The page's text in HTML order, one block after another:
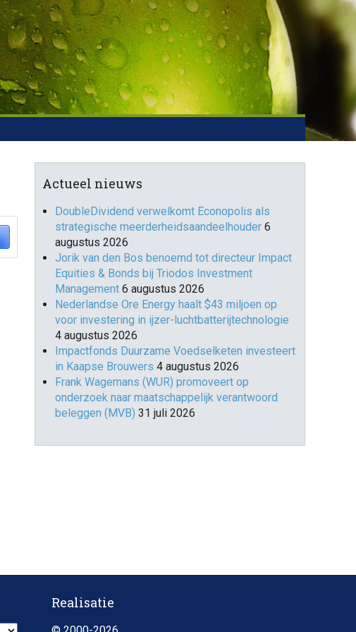
Actueel nieuws
DoubleDividend verwelkomt Econopolis als
strategische meerderheidsaandeelhouder 6
augustus 2026
Jorik van den Bos benoemd tot directeur Impact
Equities & Bonds bij Triodos Investment
Management 6 augustus 2026
Nederlandse Ore Energy haalt $43 miljoen op
voor investering in ijzer-luchtbatterijtechnologie
4 augustus 2026
Impactfonds Duurzame Voedselketen investeert
in Kaapse Brouwers 4 augustus 2026
Frank Wagemans (WUR) promoveert op
onderzoek naar maatschappelijk verantwoord
beleggen (MVB) 31 juli 2026
Realisatie